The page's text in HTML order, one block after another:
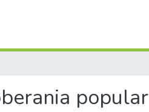
popular